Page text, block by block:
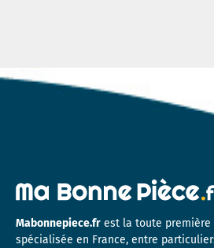
Mabonnepiece.fr est la toute première
spécialisée en France, entre